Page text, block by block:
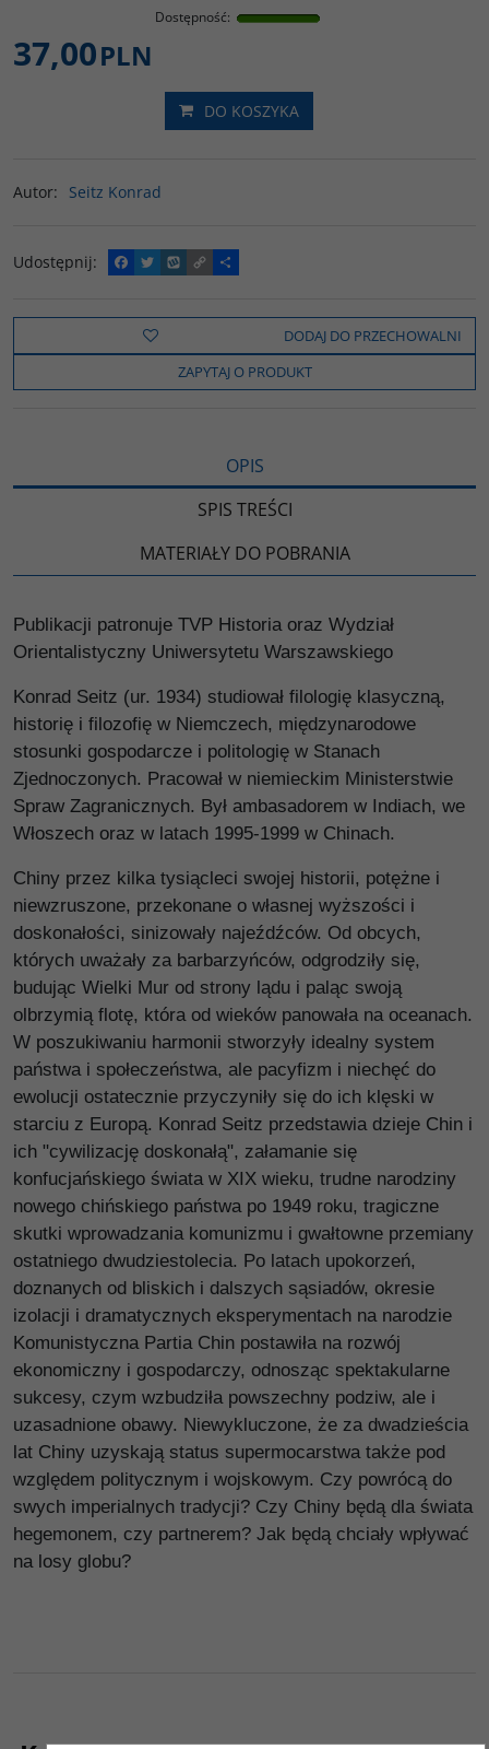
Dostępność:
37,00PLN
DO KOSZYKA
Autor: Seitz Konrad
Udostępnij:
F
a
e
o
k
T
w
t
t
e
W
y
o
C
o
y
i
n
k
P
o
z
e
l
s
DODAJ DO PRZECHOWALNI
ZAPYTAJ O PRODUKT
OPIS
SPIS TREŚCI
MATERIAŁY DO POBRANIA
Publikacji patronuje TVP Historia oraz Wydział
Orientalistyczny Uniwersytetu Warszawskiego
Konrad Seitz (ur. 1934) studiował filologię klasyczną,
historię i filozofię w Niemczech, międzynarodowe
stosunki gospodarcze i politologię w Stanach
Zjednoczonych. Pracował w niemieckim Ministerstwie
Spraw Zagranicznych. Był ambasadorem w Indiach, we
Włoszech oraz w latach 1995-1999 w Chinach.
Chiny przez kilka tysiącleci swojej historii, potężne i
niewzruszone, przekonane o własnej wyższości i
doskonałości, sinizowały najeźdźców. Od obcych,
których uważały za barbarzyńców, odgrodziły się,
budując Wielki Mur od strony lądu i paląc swoją
olbrzymią flotę, która od wieków panowała na oceanach.
W poszukiwaniu harmonii stworzyły idealny system
państwa i społeczeństwa, ale pacyfizm i niechęć do
ewolucji ostatecznie przyczyniły się do ich klęski w
starciu z Europą. Konrad Seitz przedstawia dzieje Chin i
ich "cywilizację doskonałą", załamanie się
konfucjańskiego świata w XIX wieku, trudne narodziny
nowego chińskiego państwa po 1949 roku, tragiczne
skutki wprowadzania komunizmu i gwałtowne przemiany
ostatniego dwudziestolecia. Po latach upokorzeń,
doznanych od bliskich i dalszych sąsiadów, okresie
izolacji i dramatycznych eksperymentach na narodzie
Komunistyczna Partia Chin postawiła na rozwój
ekonomiczny i gospodarczy, odnosząc spektakularne
sukcesy, czym wzbudziła powszechny podziw, ale i
uzasadnione obawy. Niewykluczone, że za dwadzieścia
lat Chiny uzyskają status supermocarstwa także pod
względem politycznym i wojskowym. Czy powrócą do
swych imperialnych tradycji? Czy Chiny będą dla świata
hegemonem, czy partnerem? Jak będą chciały wpływać
na losy globu?